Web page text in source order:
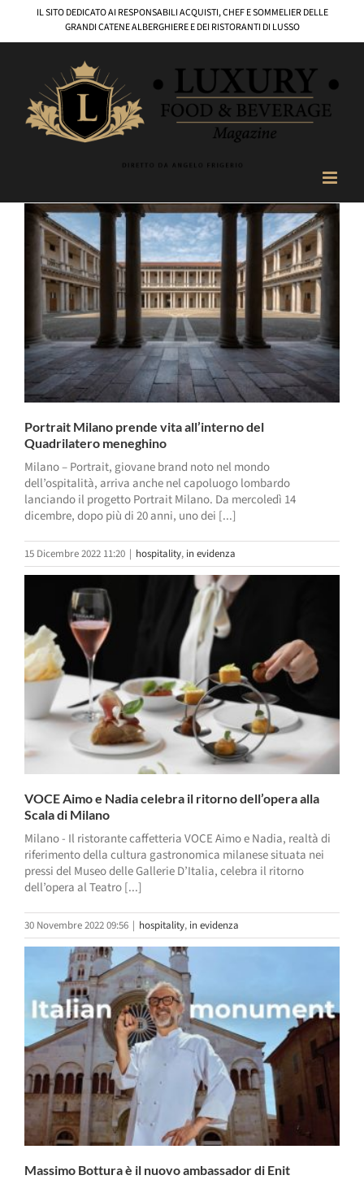
contenuto
IL SITO DEDICATO AI RESPONSABILI ACQUISTI, CHEF E SOMMELIER DELLE
GRANDI CATENE ALBERGHIERE E DEI RISTORANTI DI LUSSO
Portrait Milano prende vita all’interno del
Quadrilatero meneghino
Milano – Portrait, giovane brand noto nel mondo
dell’ospitalità, arriva anche nel capoluogo lombardo
lanciando il progetto Portrait Milano. Da mercoledì 14
dicembre, dopo più di 20 anni, uno dei [...]
15 Dicembre 2022 11:20 | hospitality, in evidenza
VOCE Aimo e Nadia celebra il ritorno dell’opera alla
Scala di Milano
Milano - Il ristorante caffetteria VOCE Aimo e Nadia, realtà di
riferimento della cultura gastronomica milanese situata nei
pressi del Museo delle Gallerie D’Italia, celebra il ritorno
dell’opera al Teatro [...]
30 Novembre 2022 09:56 | hospitality, in evidenza
Massimo Bottura è il nuovo ambassador di Enit